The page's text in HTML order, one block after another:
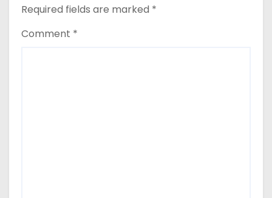
Required fields are marked *
Comment *